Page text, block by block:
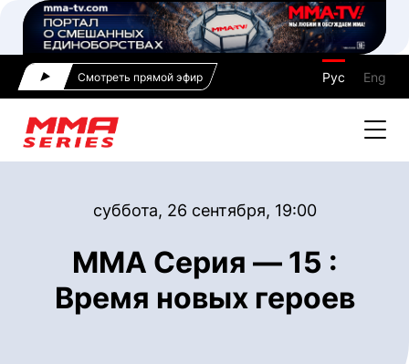
Смотреть прямой эфир Рус Eng
суббота, 26 сентября, 19:00
ММА Серия — 15 :
Время новых героев